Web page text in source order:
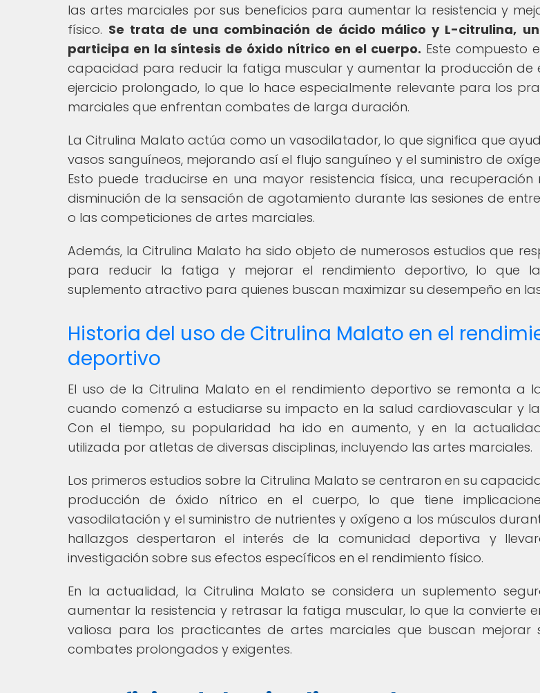
las artes marciales por sus beneficios para aumentar la resistencia y
físico. Se trata de una combinación de ácido málico y L-citrulina,
participa en la síntesis de óxido nítrico en el cuerpo. Este compuesto
capacidad para reducir la fatiga muscular y aumentar la producción de
ejercicio prolongado, lo que lo hace especialmente relevante para los
marciales que enfrentan combates de larga duración.
La Citrulina Malato actúa como un vasodilatador, lo que significa que
vasos sanguíneos, mejorando así el flujo sanguíneo y el suministro de
Esto puede traducirse en una mayor resistencia física, una
disminución de la sensación de agotamiento durante las sesiones de
o las competiciones de artes marciales.
Además, la Citrulina Malato ha sido objeto de numerosos estudios que
para reducir la fatiga y mejorar el rendimiento deportivo, lo que
suplemento atractivo para quienes buscan maximizar su desempeño en
Historia del uso de Citrulina Malato en el
deportivo
El uso de la Citrulina Malato en el rendimiento deportivo se remonta a
cuando comenzó a estudiarse su impacto en la salud cardiovascular y
Con el tiempo, su popularidad ha ido en aumento, y en la
utilizada por atletas de diversas disciplinas, incluyendo las artes marciales.
Los primeros estudios sobre la Citrulina Malato se centraron en su
producción de óxido nítrico en el cuerpo, lo que tiene
vasodilatación y el suministro de nutrientes y oxígeno a los músculos
hallazgos despertaron el interés de la comunidad deportiva y
investigación sobre sus efectos específicos en el rendimiento físico.
En la actualidad, la Citrulina Malato se considera un suplemento
aumentar la resistencia y retrasar la fatiga muscular, lo que la convierte
valiosa para los practicantes de artes marciales que buscan mejorar
combates prolongados y exigentes.